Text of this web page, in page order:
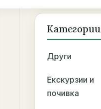
Категории
Други
Екскурзии и
почивка